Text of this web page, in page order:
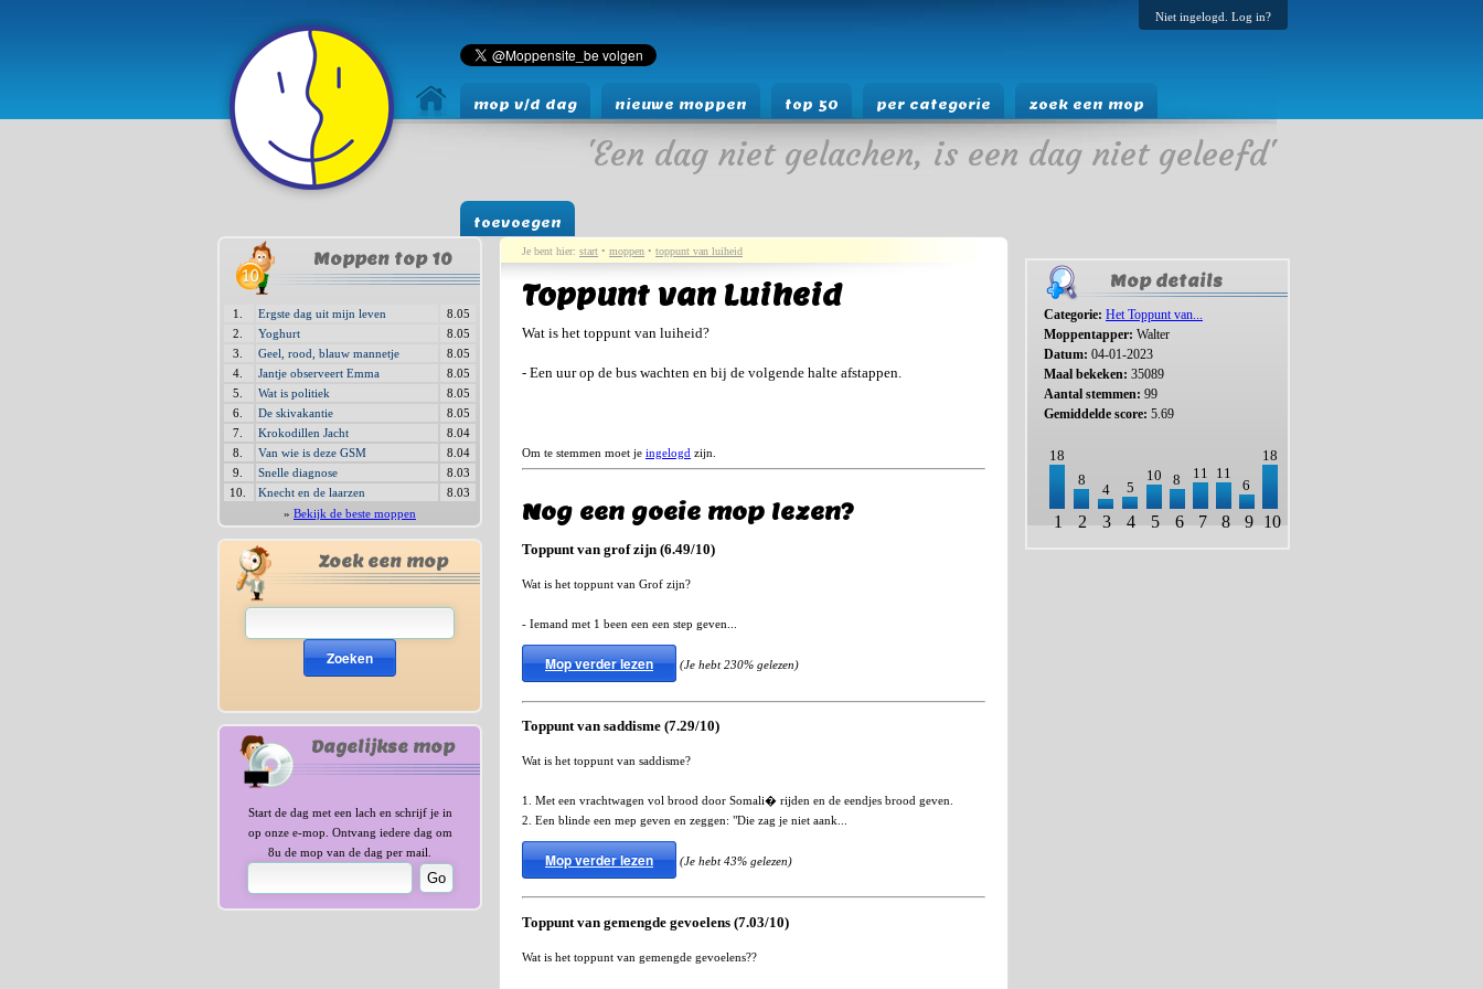
Niet ingelogd. Log in?
mop v/d dag nieuwe moppen top 50 per categorie zoek een mop
toevoegen
'Een dag niet gelachen, is een dag niet geleefd'
Moppen top 10
1. Ergste dag uit mijn leven
8.05
2.
Yoghurt
8.05
3.
Geel, rood, blauw mannetje
8.05
4.
Jantje observeert Emma
8.05
5.
Wat is politiek
8.05
6.
De skivakantie
8.05
7.
Krokodillen Jacht
8.04
8.
Van wie is deze GSM
8.04
9.
Snelle diagnose
8.03
10.
Knecht en de laarzen
8.03
» Bekijk de beste moppen
Zoek een mop
Zoeken
Dagelijkse mop
Start de dag met een lach en schrijf je in
op onze e-mop. Ontvang iedere dag om
8u de mop van de dag per mail.
Je bent hier: start • moppen • toppunt van luiheid
Toppunt van Luiheid
Wat is het toppunt van luiheid?
- Een uur op de bus wachten en bij de volgende halte afstappen.
Om te stemmen moet je ingelogd zijn.
Nog een goeie mop lezen?
Toppunt van grof zijn (6.49/10)
Wat is het toppunt van Grof zijn?
- Iemand met 1 been een een step geven...
Mop verder lezen (Je hebt 230% gelezen)
Toppunt van saddisme (7.29/10)
Wat is het toppunt van saddisme?
1. Met een vrachtwagen vol brood door Somali� rijden en de eendjes brood geven.
2. Een blinde een mep geven en zeggen: "Die zag je niet aank...
Mop verder lezen (Je hebt 43% gelezen)
Toppunt van gemengde gevoelens (7.03/10)
Wat is het toppunt van gemengde gevoelens??
Mop details
Categorie: Het Toppunt van...
Moppentapper: Walter
Datum: 04-01-2023
Maal bekeken: 35089
Aantal stemmen: 99
Gemiddelde score: 5.69
18
8
4 5
10 8 11 11
6
18
1 2 3 4 5 6 7 8 9 10